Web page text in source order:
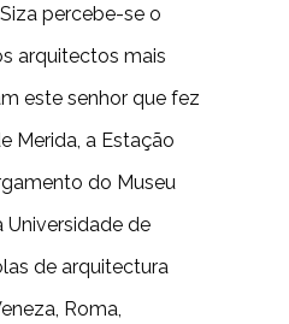
percebe-se o
arquitectos mais
este senhor que fez
Merida, a Estação
do Museu
Universidade de
de arquitectura
Roma,